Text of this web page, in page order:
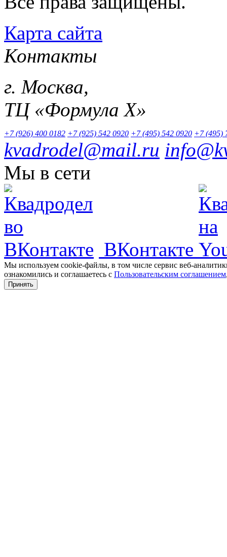
Карта сайта
Контакты
г. Москва,
ТЦ «Формула Х»
+7 (926) 400 0182 +7 (925) 542 0920 +7 (495) 542 0920 +7 (495)
kvadrodel@mail.ru
Мы в сети
ВКонтакте
Мы используем cookie-файлы, в том числе сервис веб-
ознакомились и соглашаетесь с Пользовательским соглашением
Принять